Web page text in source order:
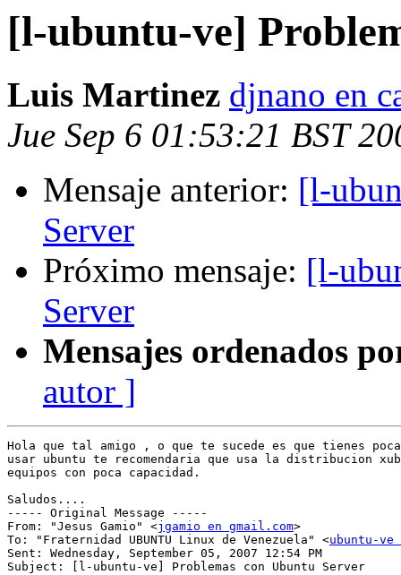
[l-ubuntu-ve]
Luis Martinez djnano en
Jue Sep 6 01:53:21 BST
Mensaje anterior: [l-
Server
Próximo mensaje: [l-
Server
Mensajes ordenados
autor ]
Hola que tal amigo , o que te sucede es que tienes
usar ubuntu te recomendaria que usa la distribucion
equipos con poca capacidad.
Saludos....
----- Original Message -----
From: "Jesus Gamio" <jgamio en gmail.com>
To: "Fraternidad UBUNTU Linux de Venezuela" <ubuntu-
Sent: Wednesday, September 05, 2007 12:54 PM
Subject: [l-ubuntu-ve] Problemas con Ubuntu Server